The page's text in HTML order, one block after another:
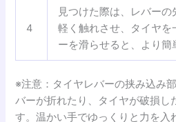
4
見つけた際は、レバー
軽く触れさせ、タイヤ
ーを滑らせると、より簡
※注意：タイヤレバーの挟み込み
バーが折れたり、タイヤが破損し
す。温かい手でゆっくりと力を入